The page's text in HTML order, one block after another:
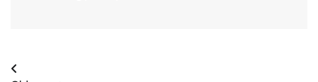
Posts